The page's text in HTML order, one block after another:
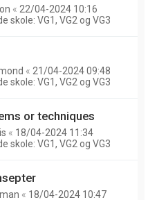
« 22/04-2024 10:16
skole: VG1, VG2 og VG3
« 21/04-2024 09:48
skole: VG1, VG2 og VG3
or techniques
« 18/04-2024 11:34
skole: VG1, VG2 og VG3
« 18/04-2024 10:47